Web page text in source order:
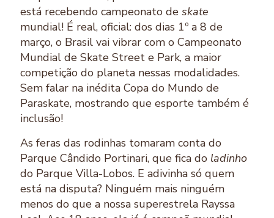
está recebendo campeonato de skate
mundial! É real, oficial: dos dias 1º a 8 de
março, o Brasil vai vibrar com o Campeonato
Mundial de Skate Street e Park, a maior
competição do planeta nessas modalidades.
Sem falar na inédita Copa do Mundo de
Paraskate, mostrando que esporte também é
inclusão!
As feras das rodinhas tomaram conta do
Parque Cândido Portinari, que fica do ladinho
do Parque Villa-Lobos. E adivinha só quem
está na disputa? Ninguém mais ninguém
menos do que a nossa superestrela Rayssa